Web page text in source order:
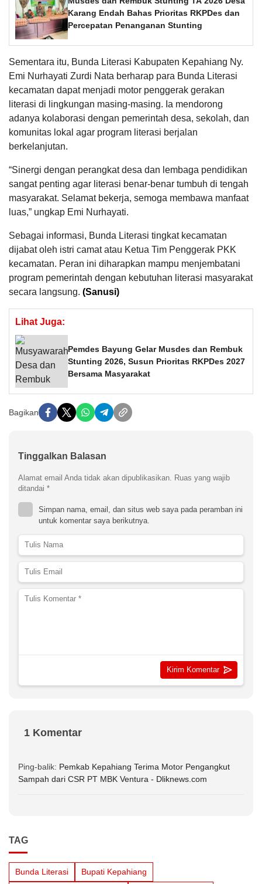
Karang Endah Bahas Prioritas RKPDes dan
Percepatan Penanganan Stunting
Sementara itu, Bunda Literasi Kabupaten Kepahiang Ny.
Emi Nurhayati Zurdi Nata berharap para Bunda Literasi
kecamatan dapat menjadi motor penggerak gerakan
literasi di lingkungan masing-masing. Ia mendorong
adanya kolaborasi dengan pemerintah desa, sekolah, dan
komunitas lokal agar program literasi berjalan
berkelanjutan.
“Sinergi dengan perangkat desa dan lembaga pendidikan
sangat penting agar literasi benar-benar tumbuh di tengah
masyarakat. Selamat bekerja, semoga membawa manfaat
luas,” ungkap Emi Nurhayati.
Sebagai informasi, Bunda Literasi tingkat kecamatan
dijabat oleh istri camat atau Ketua Tim Penggerak PKK
kecamatan. Peran ini diharapkan mampu menjembatani
program pemerintah dengan kebutuhan literasi masyarakat
secara langsung. (Sanusi)
Lihat Juga:
Pemdes Bayung Gelar Musdes dan Rembuk
Stunting 2026, Susun Prioritas RKPDes 2027
Bersama Masyarakat
Bagikan
Tinggalkan Balasan
Alamat email Anda tidak akan dipublikasikan. Ruas yang wajib
ditandai *
Simpan nama, email, dan situs web saya pada peramban ini
untuk komentar saya berikutnya.
1 Komentar
Ping-balik: Pemkab Kepahiang Terima Motor Pengangkut
Sampah dari CSR PT MBK Ventura - Dliknews.com
TAG
Bunda Literasi Bupati Kepahiang